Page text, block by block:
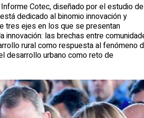
Cotec, diseñado por el estudio de
dedicado al binomio innovación y
tres ejes en los que se presentan
innovación: las brechas entre
rural como respuesta al fenómeno
desarrollo urbano como reto de